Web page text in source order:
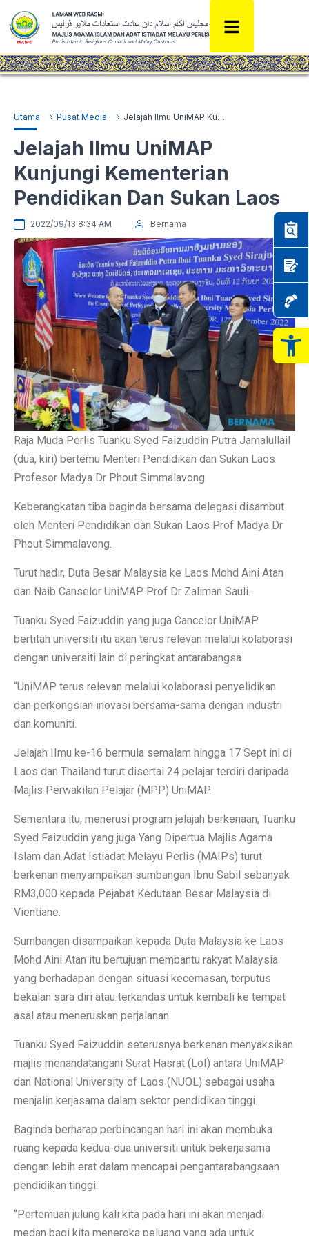
Utama Pusat Media Jelajah Ilmu UniMAP Kunjungi Kementerian Pendidikan Dan Sukan Laos
Jelajah Ilmu UniMAP
Kunjungi Kementerian
Pendidikan Dan Sukan Laos
2022/09/13 8:34 AM Bernama
Raja Muda Perlis Tuanku Syed Faizuddin Putra Jamalullail
(dua, kiri) bertemu Menteri Pendidikan dan Sukan Laos
Profesor Madya Dr Phout Simmalavong
Keberangkatan tiba baginda bersama delegasi disambut
oleh Menteri Pendidikan dan Sukan Laos Prof Madya Dr
Phout Simmalavong.
Turut hadir, Duta Besar Malaysia ke Laos Mohd Aini Atan
dan Naib Canselor UniMAP Prof Dr Zaliman Sauli.
Tuanku Syed Faizuddin yang juga Cancelor UniMAP
bertitah universiti itu akan terus relevan melalui kolaborasi
dengan universiti lain di peringkat antarabangsa.
“UniMAP terus relevan melalui kolaborasi penyelidikan
dan perkongsian inovasi bersama-sama dengan industri
dan komuniti.
Jelajah IImu ke-16 bermula semalam hingga 17 Sept ini di
Laos dan Thailand turut disertai 24 pelajar terdiri daripada
Majlis Perwakilan Pelajar (MPP) UniMAP.
Sementara itu, menerusi program jelajah berkenaan, Tuanku
Syed Faizuddin yang juga Yang Dipertua Majlis Agama
Islam dan Adat Istiadat Melayu Perlis (MAIPs) turut
berkenan menyampaikan sumbangan Ibnu Sabil sebanyak
RM3,000 kepada Pejabat Kedutaan Besar Malaysia di
Vientiane.
Sumbangan disampaikan kepada Duta Malaysia ke Laos
Mohd Aini Atan itu bertujuan membantu rakyat Malaysia
yang berhadapan dengan situasi kecemasan, terputus
bekalan sara diri atau terkandas untuk kembali ke tempat
asal atau meneruskan perjalanan.
Tuanku Syed Faizuddin seterusnya berkenan menyaksikan
majlis menandatangani Surat Hasrat (LoI) antara UniMAP
dan National University of Laos (NUOL) sebagai usaha
menjalin kerjasama dalam sektor pendidikan tinggi.
Baginda berharap perbincangan hari ini akan membuka
ruang kepada kedua-dua universiti untuk bekerjasama
dengan lebih erat dalam mencapai pengantarabangsaan
pendidikan tinggi.
“Pertemuan julung kali kita pada hari ini akan menjadi
medan bagi kita meneroka peluang yang ada untuk